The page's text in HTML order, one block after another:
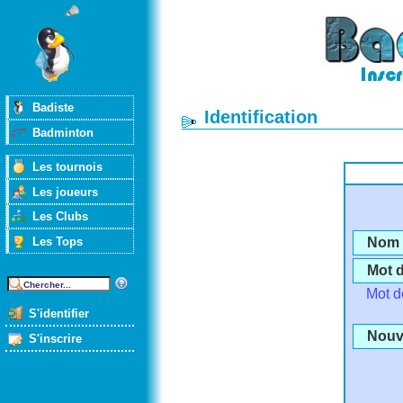
Badiste
Badminton
Les tournois
Les joueurs
Les Clubs
Les Tops
S'identifier
S'inscrire
Identification
Mot
Mot